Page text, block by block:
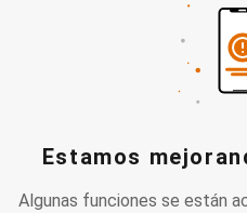
Estamos
Algunas funciones se están